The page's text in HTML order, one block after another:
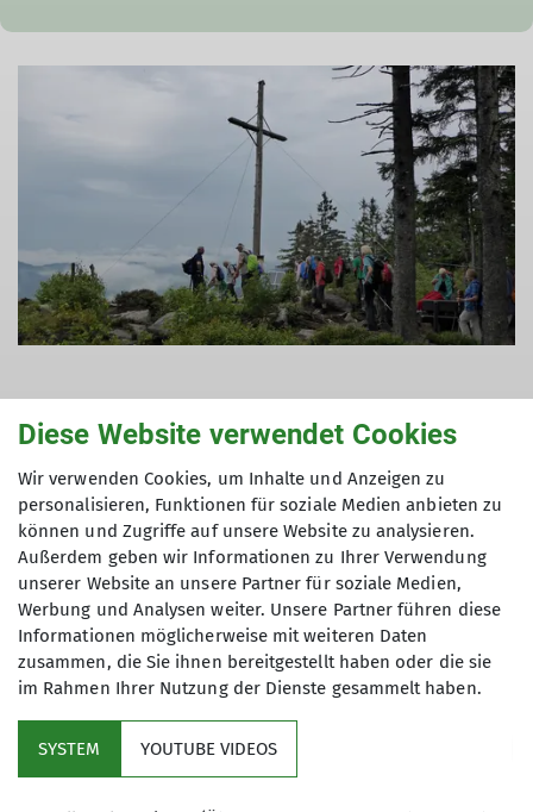
Details
Termindetails
Di. 11.08.2026 07:30 Uhr
Diese Website verwendet Cookies
Wir verwenden Cookies, um Inhalte und Anzeigen zu
personalisieren, Funktionen für soziale Medien anbieten zu
können und Zugriffe auf unsere Website zu analysieren.
Außerdem geben wir Informationen zu Ihrer Verwendung
unserer Website an unsere Partner für soziale Medien,
Werbung und Analysen weiter. Unsere Partner führen diese
Informationen möglicherweise mit weiteren Daten
zusammen, die Sie ihnen bereitgestellt haben oder die sie
im Rahmen Ihrer Nutzung der Dienste gesammelt haben.
SYSTEM YOUTUBE VIDEOS